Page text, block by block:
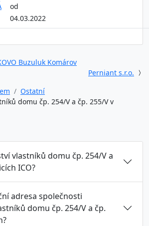
od
04.03.2022
Buzuluk Komárov
Perniant s.r.o.
Ostatní
domu čp. 254/V a čp. 255/V v
vlastníků domu čp. 254/V a
ICO?
adresa společnosti
domu čp. 254/V a čp.